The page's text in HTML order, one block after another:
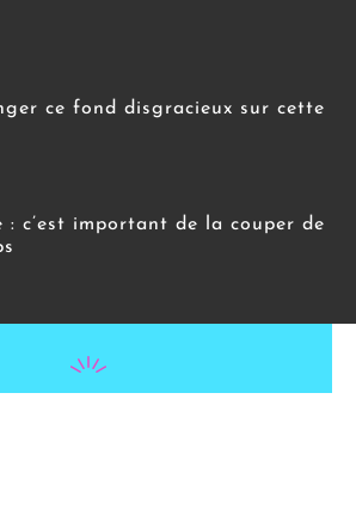
ce fond disgracieux sur cette
: c’est important de la couper de